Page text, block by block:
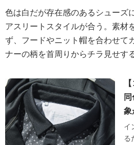
色は白だが存在感のあるシューズ
アスリートスタイルが合う。素材
ず、フードやニット帽を合わせて
ナーの柄を首周りからチラ見せす
象
イ
る